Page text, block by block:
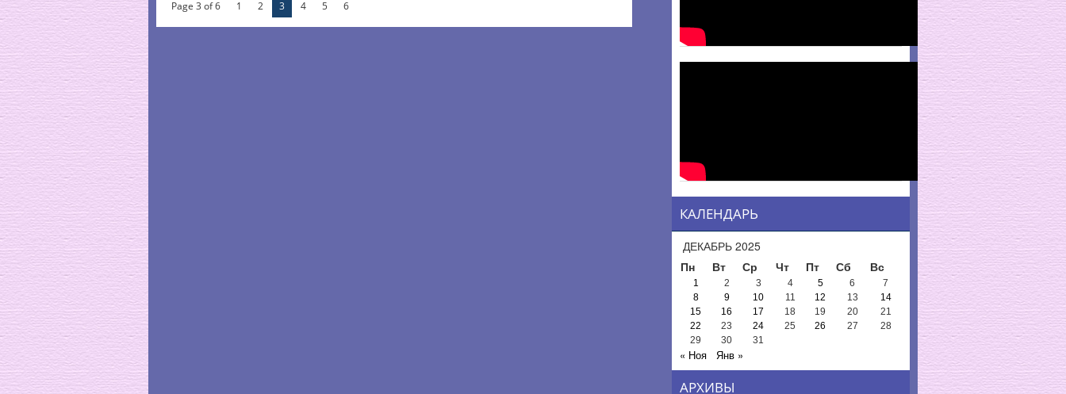
Page 3 of 6 1 2 3 4 5 6
КАЛЕНДАРЬ
ДЕКАБРЬ 2025
Пн
Вт Ср Чт Пт Сб Вс
1 2 3 4 5 6
7
8
9 10 11 12 13
14
15
16 17 18 19 20
21
22
23 24 25 26 27
28
29
30 31
« Ноя Янв »
АРХИВЫ